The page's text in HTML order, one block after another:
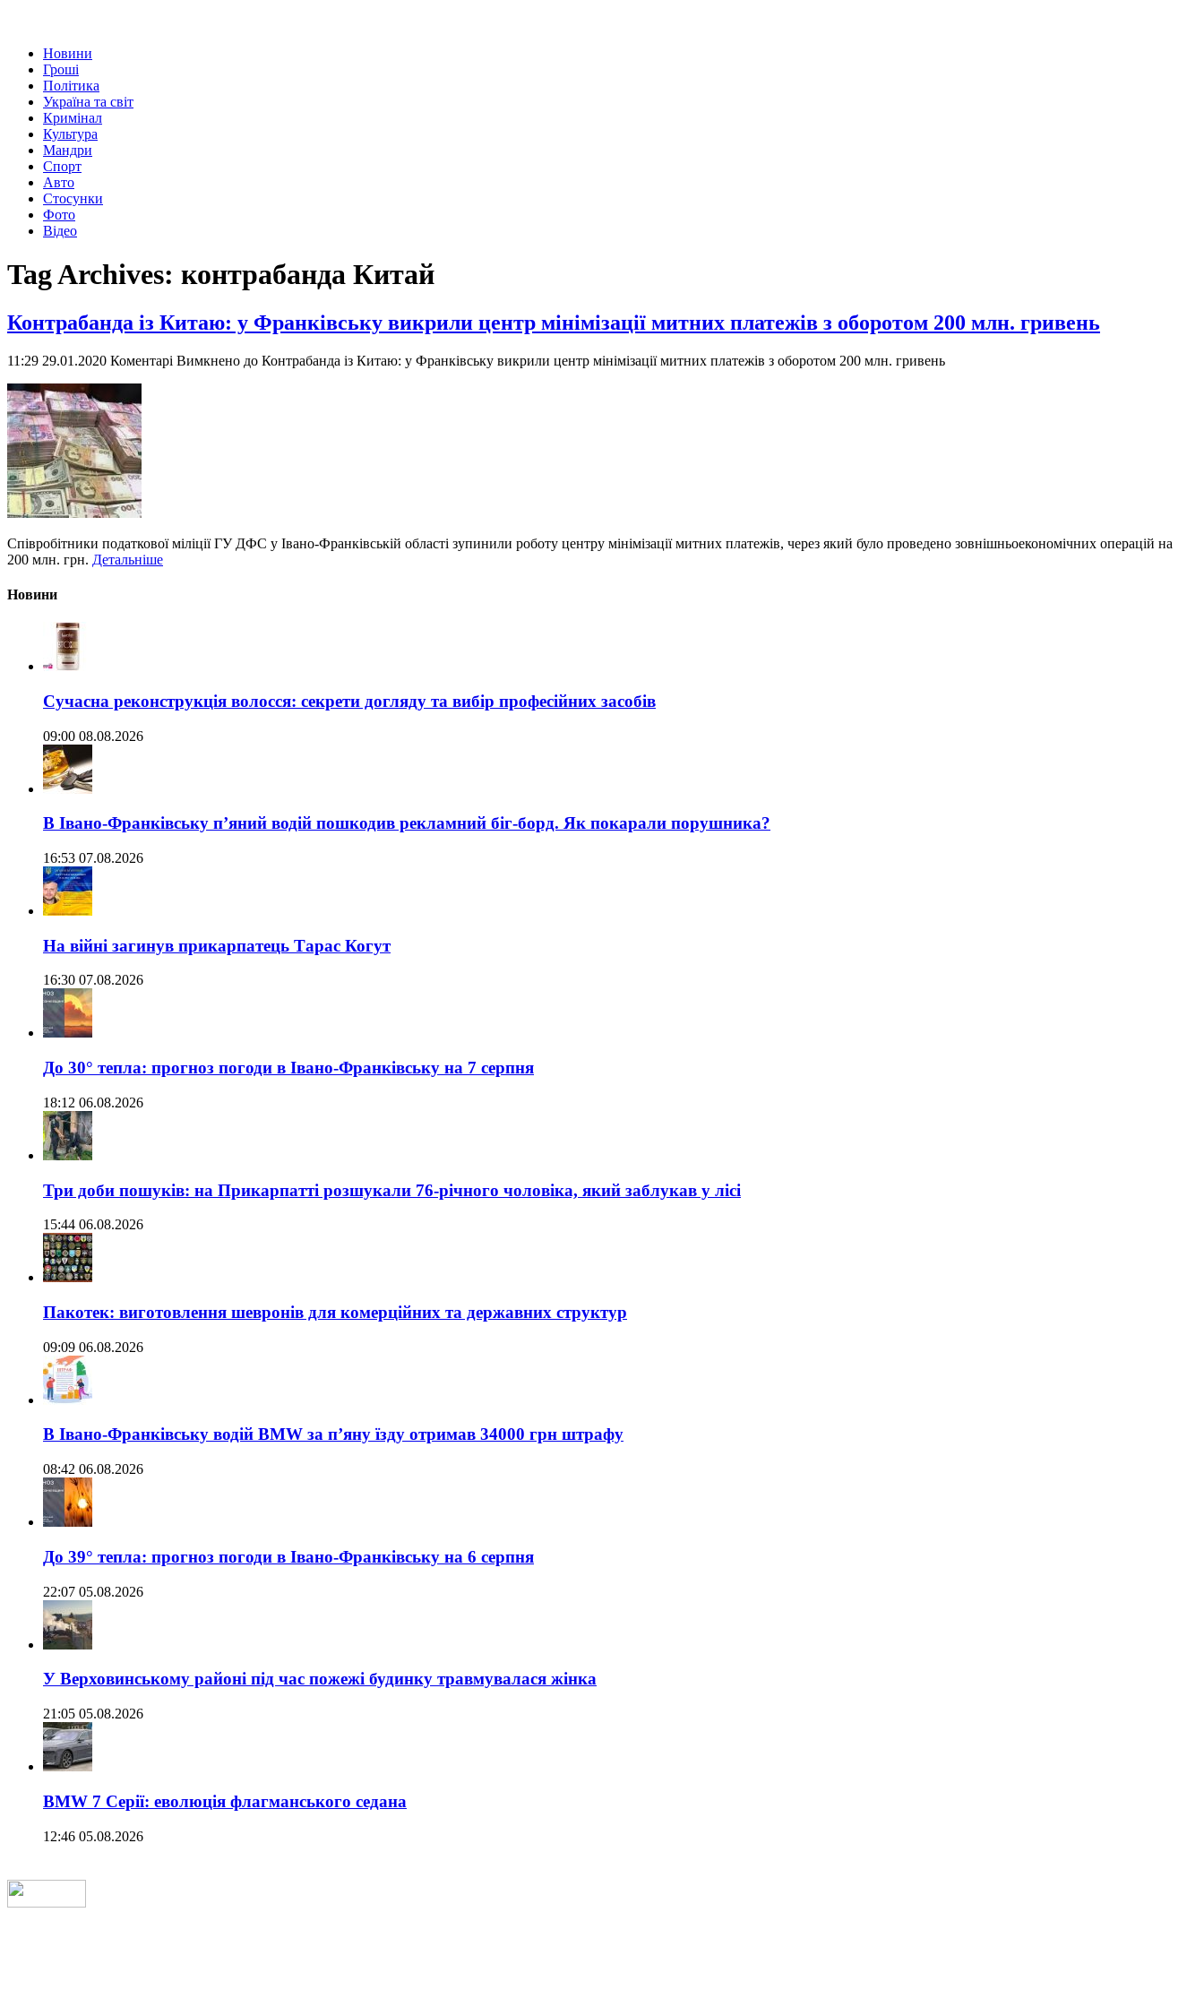
Новини
Гроші
Політика
Україна та світ
Кримінал
Культура
Мандри
Спорт
Авто
Стосунки
Фото
Відео
Tag Archives: контрабанда Китай
Контрабанда із Китаю: у Франківську викрили центр мінімізації митних платежів з оборотом 200 млн. гривень
11:29 29.01.2020 Коментарі Вимкнено до Контрабанда із Китаю: у Франківську викрили центр мінімізації митних платежів з оборотом 200 млн. гривень
Співробітники податкової міліції ГУ ДФС у Івано-Франківській області зупинили роботу центру мінімізації митних платежів, через який було проведено зовнішньоекономічних операцій на
200 млн. грн. Детальніше
Новини
Сучасна реконструкція волосся: секрети догляду та вибір професійних засобів
09:00 08.08.2026
В Івано-Франківську п’яний водій пошкодив рекламний біг-борд. Як покарали порушника?
16:53 07.08.2026
На війні загинув прикарпатець Тарас Когут
16:30 07.08.2026
До 30° тепла: прогноз погоди в Івано-Франківську на 7 серпня
18:12 06.08.2026
Три доби пошуків: на Прикарпатті розшукали 76-річного чоловіка, який заблукав у лісі
15:44 06.08.2026
Пакотек: виготовлення шевронів для комерційних та державних структур
09:09 06.08.2026
В Івано-Франківську водій BMW за п’яну їзду отримав 34000 грн штрафу
08:42 06.08.2026
До 39° тепла: прогноз погоди в Івано-Франківську на 6 серпня
22:07 05.08.2026
У Верховинському районі під час пожежі будинку травмувалася жінка
21:05 05.08.2026
BMW 7 Серії: еволюція флагманського седана
12:46 05.08.2026